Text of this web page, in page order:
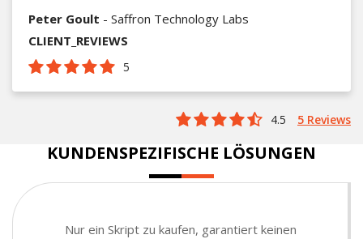
Peter Goult - Saffron Technology Labs
CLIENT_REVIEWS
5
4.5 5 Reviews
KUNDENSPEZIFISCHE LÖSUNGEN
Nur ein Skript zu kaufen, garantiert keinen